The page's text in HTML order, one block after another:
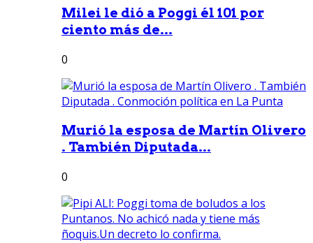
Milei le dió a Poggi él 101 por
ciento más de...
0
Murió la esposa de Martín Olivero
. También Diputada...
0